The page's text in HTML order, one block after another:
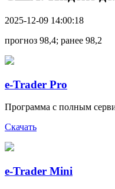
2025-12-09 14:00:18
прогноз 98,4; ранее 98,2
e-Trader Pro
Программа с полным
Скачать
e-Trader Mini